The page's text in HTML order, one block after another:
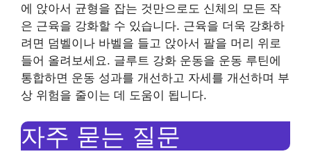
에 앉아서 균형을 잡는 것만으로도 신체의 모든 작
은 근육을 강화할 수 있습니다. 근육을 더욱 강화하
려면 덤벨이나 바벨을 들고 앉아서 팔을 머리 위로
들어 올려보세요. 글루트 강화 운동을 운동 루틴에
통합하면 운동 성과를 개선하고 자세를 개선하며 부
상 위험을 줄이는 데 도움이 됩니다.
자주 묻는 질문